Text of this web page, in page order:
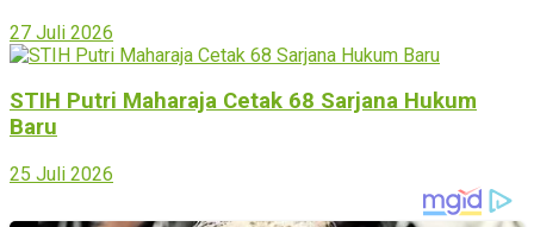
27 Juli 2026
STIH Putri Maharaja Cetak 68 Sarjana Hukum
Baru
25 Juli 2026